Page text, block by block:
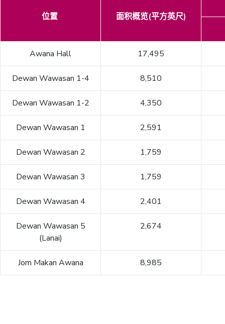
位置 面积概览(平方英尺)
Awana Hall 17,495
Dewan Wawasan 1-4 8,510
Dewan Wawasan 1-2 4,350
Dewan Wawasan 1 2,591
Dewan Wawasan 2 1,759
Dewan Wawasan 3 1,759
Dewan Wawasan 4 2,401
Dewan Wawasan 5
(Lanai)
2,674
Jom Makan Awana 8,985